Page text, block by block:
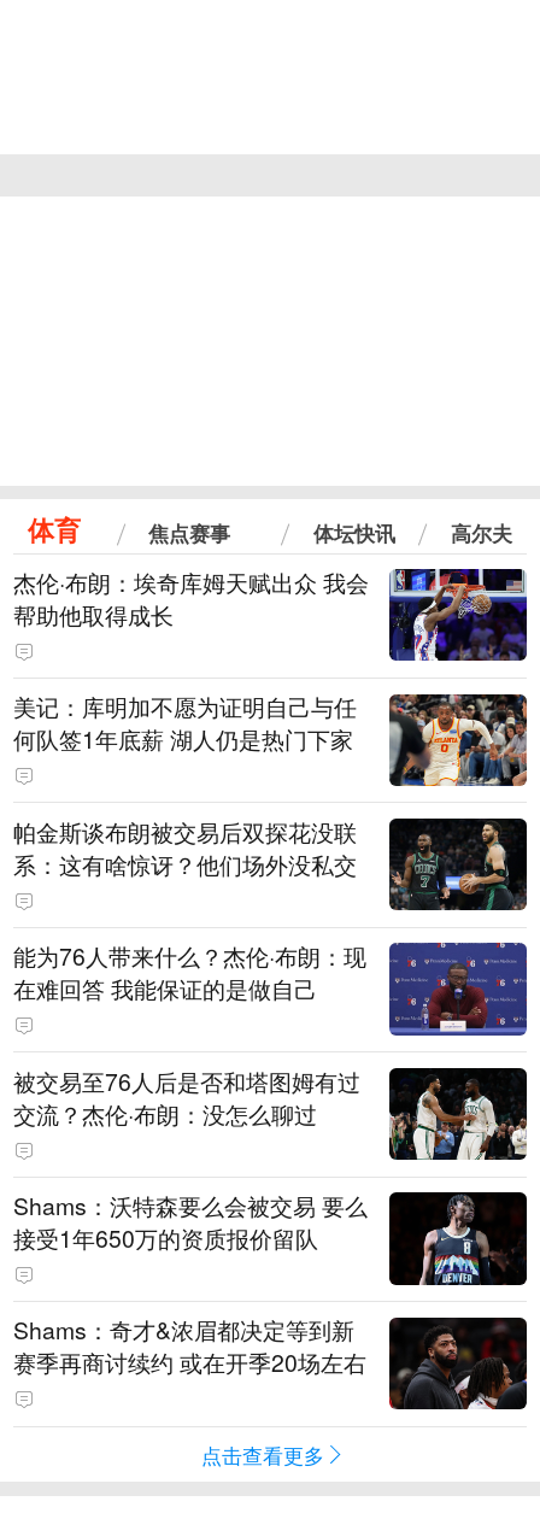
体育 焦点赛事 体坛快讯 高尔夫
杰伦·布朗：埃奇库姆天赋出众 我会
帮助他取得成长
美记：库明加不愿为证明自己与任
何队签1年底薪 湖人仍是热门下家
帕金斯谈布朗被交易后双探花没联
系：这有啥惊讶？他们场外没私交
能为76人带来什么？杰伦·布朗：现
在难回答 我能保证的是做自己
被交易至76人后是否和塔图姆有过
交流？杰伦·布朗：没怎么聊过
Shams：沃特森要么会被交易 要么
接受1年650万的资质报价留队
Shams：奇才&浓眉都决定等到新
赛季再商讨续约 或在开季20场左右
点击查看更多